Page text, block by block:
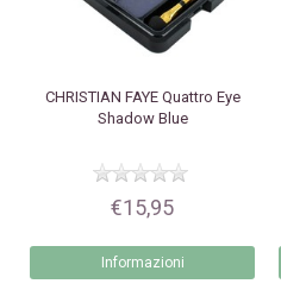
CHRISTIAN FAYEQuattro Eye
Shadow Blue
€15,95
Informazioni